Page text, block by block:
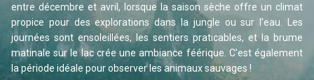
entre décembre et avril, lorsque la saison sèche offre un climat
propice pour des explorations dans la jungle ou sur l’eau. Les
journées sont ensoleillées, les sentiers praticables, et la brume
matinale sur le lac crée une ambiance féérique. C’est également
la période idéale pour observer les animaux sauvages !